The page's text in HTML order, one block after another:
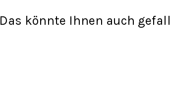
Das könnte Ihnen auch